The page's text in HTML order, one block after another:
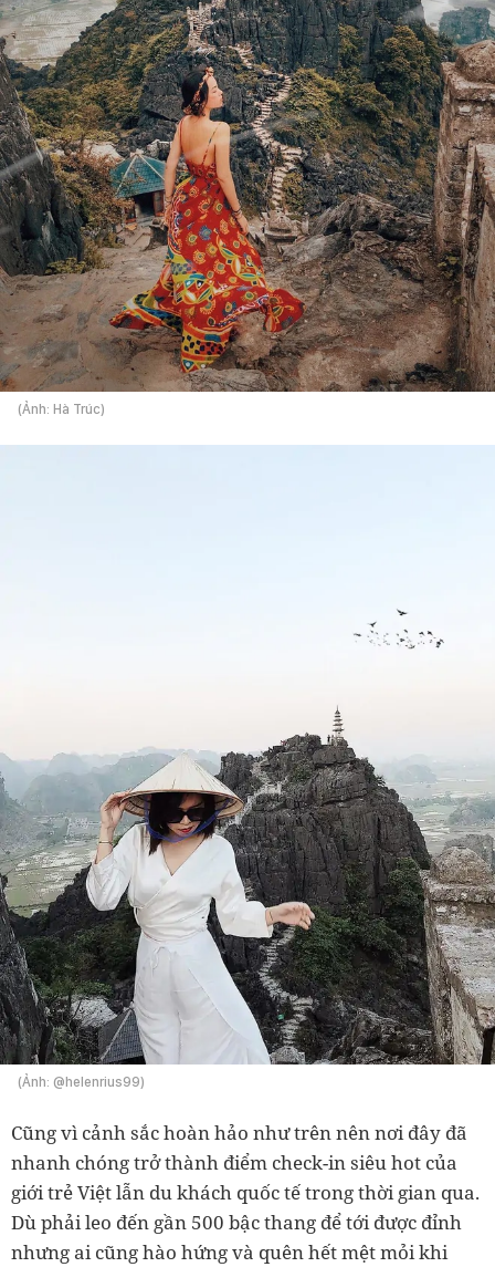
(Ảnh: Hà Trúc)
(Ảnh: @helenrius99)
Cũng vì cảnh sắc hoàn hảo như trên nên nơi đây đã
nhanh chóng trở thành điểm check-in siêu hot của
giới trẻ Việt lẫn du khách quốc tế trong thời gian qua.
Dù phải leo đến gần 500 bậc thang để tới được đỉnh
nhưng ai cũng hào hứng và quên hết mệt mỏi khi